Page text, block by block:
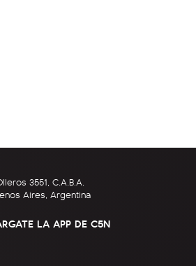
3551, C.A.B.A.
Aires, Argentina
LA APP DE C5N